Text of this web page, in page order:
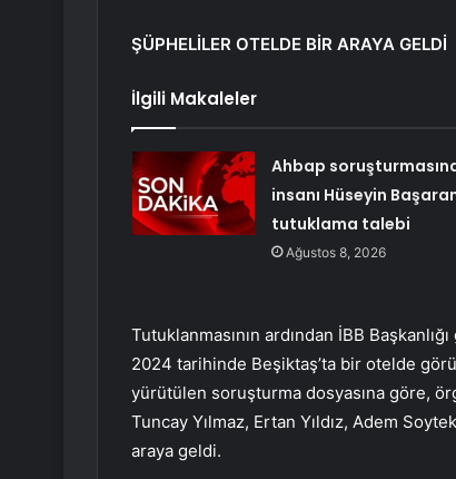
ŞÜPHELİLER OTELDE BİR ARAYA GELDİ
İlgili Makaleler
Ahbap
insanı Hüseyin
tutuklama talebi
Ağustos 8, 2026
Tutuklanmasının ardından İBB
2024 tarihinde Beşiktaş’ta bir otelde
yürütülen soruşturma dosyasına göre,
Tuncay Yılmaz, Ertan Yıldız, Adem
araya geldi.